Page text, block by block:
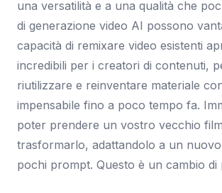
una versatilità e a una qualità che
di generazione video AI possono
capacità di remixare video esistenti
incredibili per i creatori di contenuti,
riutilizzare e reinventare materiale
impensabile fino a poco tempo fa.
poter prendere un vostro vecchio
trasformarlo, adattandolo a un
pochi prompt. Questo è un cambio di